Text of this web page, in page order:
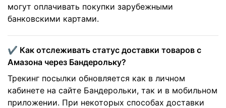
могут оплачивать покупки зарубежными
банковскими картами.
✔️ Как отслеживать статус доставки товаров с
Амазона через Бандерольку?
Трекинг посылки обновляется как в личном
кабинете на сайте Бандерольки, так и в мобильном
приложении. При некоторых способах доставки